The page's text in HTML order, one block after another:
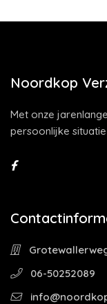
Noordkop
Met onze
persoonlijke situatie
06-50252089